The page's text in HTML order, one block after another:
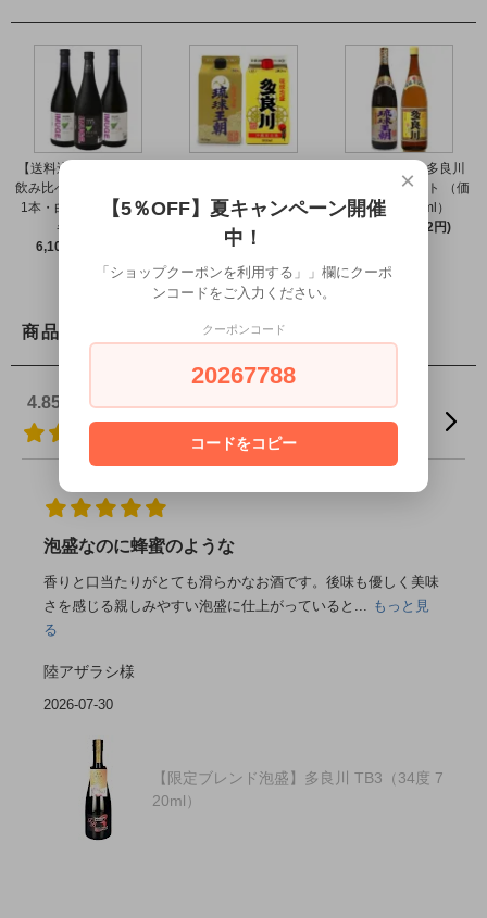
【送料込】イムゲー 2種
飲み比べ（黒ラベル37度
1本・白ラベル25度2本
各720ml）
6,100円(税555円)
セット 紙パック（30度
各900ml）
3,799円(税345円)
泡盛 琉球王朝＆多良川
飲み比べ2本セット （価
格30度 1800ml）
7,500円(税682円)
商品レビュー
4.85
泡盛なのに蜂蜜のような
香りと口当たりがとても滑らかなお酒です。後味も優しく美味
さを感じる親しみやすい泡盛に仕上がっていると... もっと見
る
陸アザラシ様
2026-07-30
【限定ブレンド泡盛】多良川 TB3（34度 7
20ml）
×
【5％OFF】夏キャンペーン開催
中！
「ショップクーポンを利用する」」欄にクーポ
ンコードをご入力ください。
クーポンコード
20267788
コードをコピー